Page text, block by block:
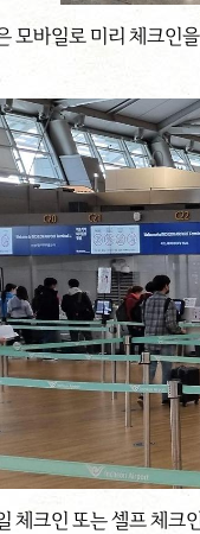
모바일로 미리 체크인
체크인 또는 셀프 체크